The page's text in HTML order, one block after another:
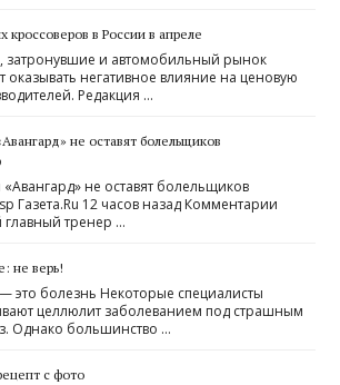
в России в апреле
затронувшие и автомобильный рынок
негативное влияние на ценовую
Редакция …
не оставят болельщиков
«Авангард» не оставят болельщиков
Газета.Ru 12 часов назад Комментарии
тренер …
не верь!
болезнь Некоторые специалисты
целлюлит заболеванием под страшным
Однако большинство …
с фото